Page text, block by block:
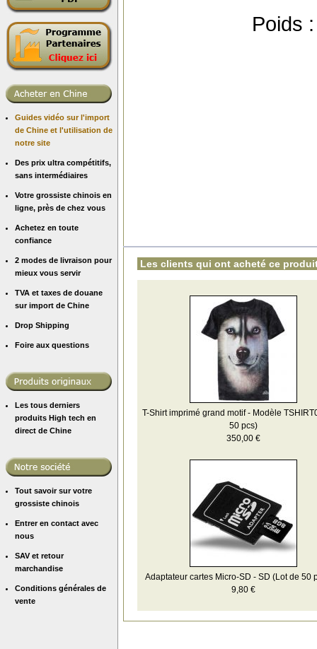
Guides vidéo sur l'import
de Chine et l'utilisation de
notre site
Des prix ultra compétitifs,
sans intermédiaires
Votre grossiste chinois en
ligne, près de chez vous
Achetez en toute
confiance
2 modes de livraison pour
mieux vous servir
TVA et taxes de douane
sur import de Chine
Drop Shipping
Foire aux questions
Les tous derniers
produits High tech en
direct de Chine
Tout savoir sur votre
grossiste chinois
Entrer en contact avec
nous
SAV et retour
marchandise
Conditions générales de
vente
Poids
Les clients qui ont acheté ce
T-Shirt imprimé grand motif - Modèle
50 pcs)
350,00 €
Adaptateur cartes Micro-SD - SD (Lot de 50
9,80 €